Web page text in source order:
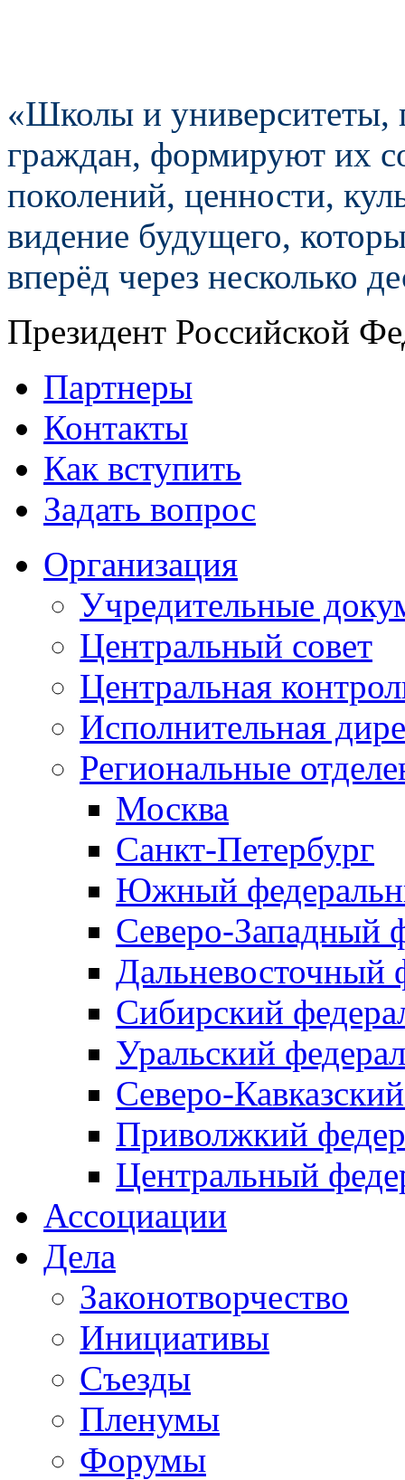
«Школы и университеты,
граждан, формируют их
поколений, ценности,
видение будущего,
вперёд через несколько
Президент Российской
Партнеры
Контакты
Как вступить
Задать вопрос
Организация
Учредительные
Центральный совет
Центральная
Исполнительная
Региональные
Москва
Санкт-Петербург
Южный
Северо-Западный
Дальневосточный
Сибирский
Уральский
Северо-
Приволжкий
Центральный
Ассоциации
Дела
Законотворчество
Инициативы
Съезды
Пленумы
Форумы